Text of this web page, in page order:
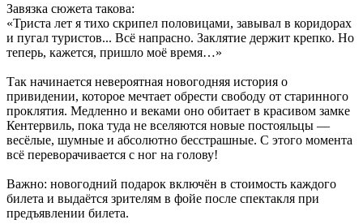
Завязка сюжета такова:
«Триста лет я тихо скрипел половицами, завывал в коридорах
и пугал туристов... Всё напрасно. Заклятие держит крепко. Но
теперь, кажется, пришло моё время…»
Так начинается невероятная новогодняя история о
привидении, которое мечтает обрести свободу от старинного
проклятия. Медленно и веками оно обитает в красивом замке
Кентервиль, пока туда не вселяются новые постояльцы —
весёлые, шумные и абсолютно бесстрашные. С этого момента
всё переворачивается с ног на голову!
Важно: новогодний подарок включён в стоимость каждого
билета и выдаётся зрителям в фойе после спектакля при
предъявлении билета.